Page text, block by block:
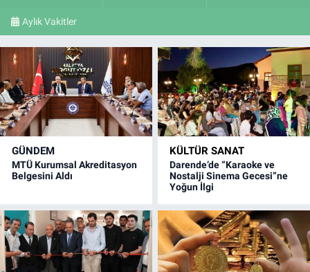
Aylık Vakitler
GÜNDEM
MTÜ Kurumsal Akreditasyon
Belgesini Aldı
KÜLTÜR SANAT
Darende’de “Karaoke ve
Nostalji Sinema Gecesi”ne
Yoğun İlgi